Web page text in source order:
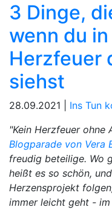
3 Dinge,
wenn du
Herzfeuer
siehst
28.09.2021 | Ins Tun
"Kein Herzfeuer ohne
Blogparade von Vera
freudig beteilige. Wo
heißt es so schön,
Herzensprojekt
immer leicht geht - im